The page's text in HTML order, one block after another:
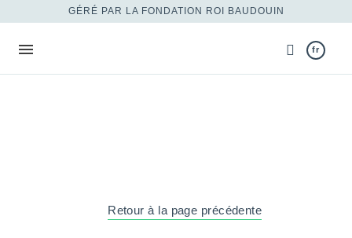
GÉRÉ PAR LA FONDATION ROI BAUDOUIN
fr
Retour à la page précédente